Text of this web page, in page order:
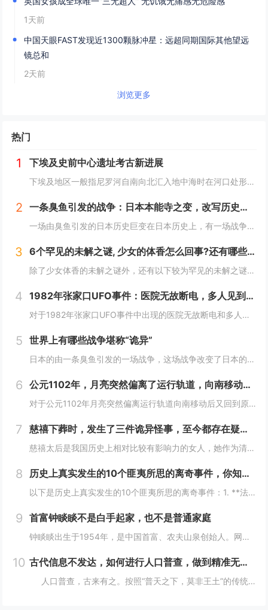
1天前
中国天眼FAST发现近1300颗脉冲星：远超同期国际其他望远
镜总和
2天前
浏览更多
热门
1 下埃及史前中心遗址考古新进展
下埃及地区一般指尼罗河自南向北汇入地中海时在河口处形成的冲积平原地带，即尼罗河三角洲地区，与之相对应的是尼罗河河谷地带的上埃及地区。下埃及水系发达，水网密布，自史前时期就已有人类在此活动。然而，三角洲地区的地下水位较高，不利于地下文物的保存...
2 一条臭鱼引发的战争：日本本能寺之变，改写历史的诡异之战？
一场由臭鱼引发的日本历史巨变在日本历史上，有一场战争因其离奇的起因而备受瞩目，这便是1582年的本能寺之变。这场战争不仅彻底改变了日本的命运，更因其起因——一条臭鱼，而显得尤为诡异。当时，日本正处于战国时代，各大诸侯势力割据一方。而织田信长...
3 6个罕见的未解之谜, 少女的体香怎么回事?还有哪些？
除了少女体香的未解之谜外，还有以下较为罕见的未解之谜：1. **人体自燃现象**：在某些情况下，人体会莫名其妙地起火燃烧，而且火势凶猛，受害者往往在短时间内被严重烧伤甚至死亡。这种现象极其罕见且令人费解，因为人体本身通常不具备自燃的条件。一...
4 1982年张家口UFO事件：医院无故断电，多人见到奇怪的光，这事你怎么看？
对于1982年张家口UFO事件中出现的医院无故断电和多人见到奇怪的光这一现象，可以从以下几个角度来分析：1. **自然现象或天文现象误认的可能性**：- **大气光学现象**：自然界中存在着多种大气光学现象，如球状闪电、极光、海市蜃楼等。在...
5 世界上有哪些战争堪称“诡异”
日本的由一条臭鱼引发的一场战争，这场战争改变了日本的命运，起因居然是一条臭鱼，这是我认为最诡异的战争了。1582年，织田信长已经控制了以京都为中心的最富庶的半个日本，威望和势力都如日中天，统一日本只是个时间问题。信长也做好了消灭其他不服从命...
6 公元1102年，月亮突然偏离了运行轨道，向南移动，不久后又回到了原位这么离奇的事件你怎么看
对于公元1102年月亮突然偏离运行轨道向南移动后又回到原位这一事件，我们可以从科学和历史文化两个角度来分析：- **科学角度**：- **观测误差可能性**：古代的天文观测技术相对落后，缺乏高精度的观测仪器和科学的观测方法。人们对天体的观测...
7 慈禧下葬时，发生了三件诡异怪事，至今都存在疑虑！
慈禧太后是我国历史上相对比较有影响力的女人，她作为清朝末期的真正掌权者不仅用自己的实力证明了女人统治男人是很正常的事情而且还做了很多男人都想不到的决定。其实慈禧太后是我国历史上一个比较有争议的女人，也是一个影响历史的女人。慈禧太后作为清朝末...
8 历史上真实发生的10个匪夷所思的离奇事件，你知道几个？
以下是历史上真实发生的10个匪夷所思的离奇事件：1. **法国女子学校火灾事件**：2002年，沙特阿拉伯麦加的一所女子学校发生火灾，女学生们逃离时，在校门口巡逻的“宗教警察”竟以她们没有佩戴面纱、没穿伊斯兰传统服装为由阻止学生离开着火的教...
9 首富钟睒睒不是白手起家，也不是普通家庭
钟睒睒出生于1954年，是中国首富、农夫山泉创始人。网上都说钟睒睒是白手起家、普通家庭，但我不这么认为。你仔细看：背景：钟睒睒的父亲在浙东游击区做新闻宣传工作，建国后进入了《浙江日报》做编辑工作，还曾做过浙江人民广播电台政治宣传组负责人。钟...
10 古代信息不发达，如何进行人口普查，做到精准无误？折服古人智慧
人口普查，古来有之。按照“普天之下，莫非王土”的传统，将户籍统计纳入到细化准确这一办法，我国在世界历史上都属于遥遥领先者。那么在古代没有任何今天的完整统计技术，是怎么做到精确统计的呢？人口直接关系到兴...